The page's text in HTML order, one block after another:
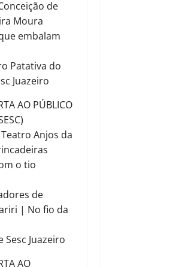
de
Moura
embalam
Patativa do
Juazeiro
AO PÚBLICO
Teatro Anjos da
o tio
de
| No fio da
Sesc Juazeiro
AO